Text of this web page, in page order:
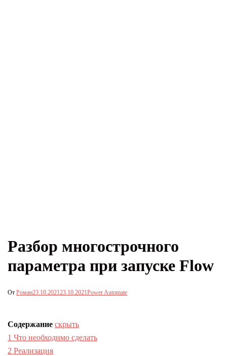
Разбор многострочного
параметра при запуске Flow
От Роман23.10.202123.10.2021Power Automate
Содержание скрыть
1 Что необходимо сделать
2 Реализация